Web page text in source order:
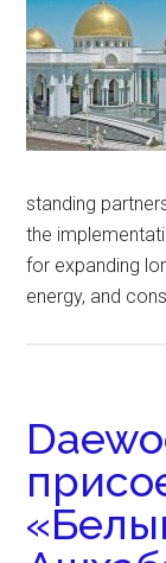
standing
the
for expanding
energy, and